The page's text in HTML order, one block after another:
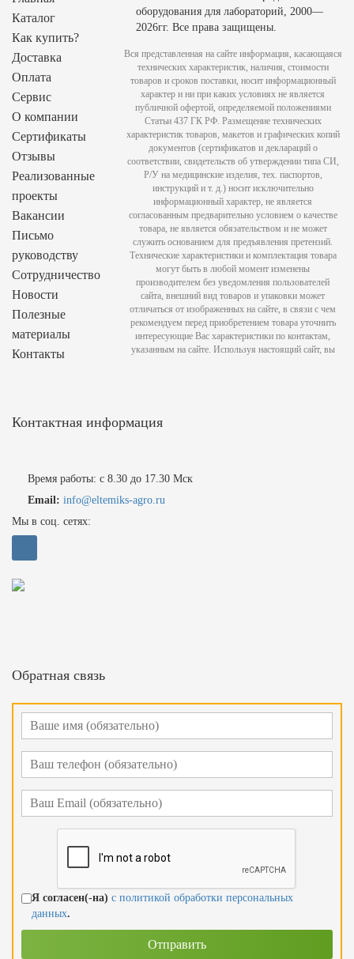
Каталог
Как купить?
Доставка
Оплата
Сервис
О компании
Сертификаты
Отзывы
Реализованные
проекты
Вакансии
Письмо
руководству
Сотрудничество
Новости
Полезные
материалы
Контакты
Контактная информация
Время работы: с 8.30 до 17.30 Мск
Email: info@eltemiks-agro.ru
Мы в соц. сетях:
Обратная связь
Я согласен(-на) с политикой обработки персональных
данных.
оборудования для лабораторий, 2000—
2026гг. Все права защищены.
Вся представленная на сайте информация, касающаяся
технических характеристик, наличия, стоимости
товаров и сроков поставки, носит информационный
характер и ни при каких условиях не является
публичной офертой, определяемой положениями
Статьи 437 ГК РФ. Размещение технических
характеристик товаров, макетов и графических копий
документов (сертификатов и деклараций о
соответствии, свидетельств об утверждении типа СИ,
Р/У на медицинские изделия, тех. паспортов,
инструкций и т. д.) носит исключительно
информационный характер, не является
согласованным предварительно условием о качестве
товара, не является обязательством и не может
служить основанием для предъявления претензий.
Технические характеристики и комплектация товара
могут быть в любой момент изменены
производителем без уведомления пользователей
сайта, внешний вид товаров и упаковки может
отличаться от изображенных на сайте, в связи с чем
рекомендуем перед приобретением товара уточнить
интересующие Вас характеристики по контактам,
указанным на сайте. Используя настоящий сайт, вы